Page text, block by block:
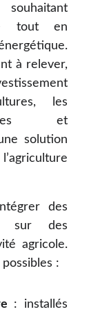
des
sur des
agricole.
:
: installés
tout en
à relever,
les
et
solution